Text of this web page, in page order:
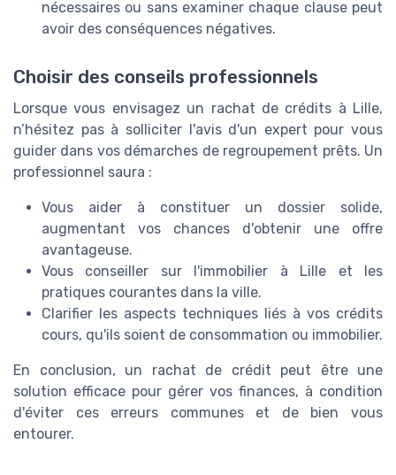
nécessaires ou sans examiner chaque clause peut
avoir des conséquences négatives.
Choisir des conseils professionnels
Lorsque vous envisagez un rachat de crédits à Lille,
n’hésitez pas à solliciter l'avis d'un expert pour vous
guider dans vos démarches de regroupement prêts. Un
professionnel saura :
Vous aider à constituer un dossier solide,
augmentant vos chances d'obtenir une offre
avantageuse.
Vous conseiller sur l'immobilier à Lille et les
pratiques courantes dans la ville.
Clarifier les aspects techniques liés à vos crédits
cours, qu'ils soient de consommation ou immobilier.
En conclusion, un rachat de crédit peut être une
solution efficace pour gérer vos finances, à condition
d'éviter ces erreurs communes et de bien vous
entourer.